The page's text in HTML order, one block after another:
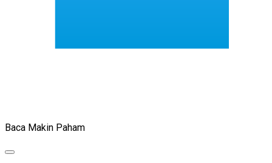
Baca Makin Paham
Expand